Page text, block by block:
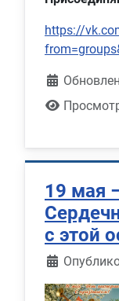
https://
19 мая
с этой